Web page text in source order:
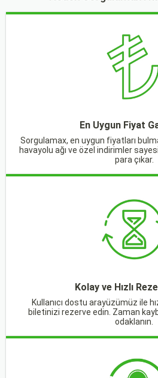
En Uygun Fiyat
Sorgulamax, en uygun fiyatları
havayolu ağı ve özel indirimler
para çıkar.
Kolay ve Hızlı
Kullanıcı dostu arayüzümüz ile
biletinizi rezerve edin. Zaman
odaklanın.